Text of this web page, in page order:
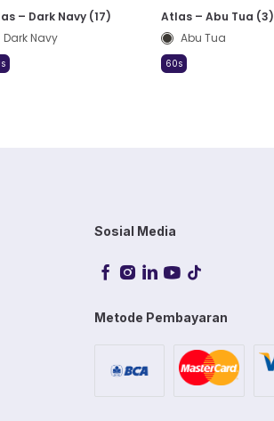
– Dark Navy (17)
Dark Navy
Atlas – Abu Tua (3)
Abu Tua
60s
Sosial Media
Metode Pembayaran